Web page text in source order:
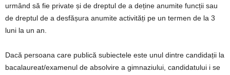
urmând să fie private și de dreptul de a deține anumite funcții sau
de dreptul de a desfășura anumite activități pe un termen de la 3
luni la un an.
Dacă persoana care publică subiectele este unul dintre candidații la
bacalaureat/examenul de absolvire a gimnaziului, candidatului i se